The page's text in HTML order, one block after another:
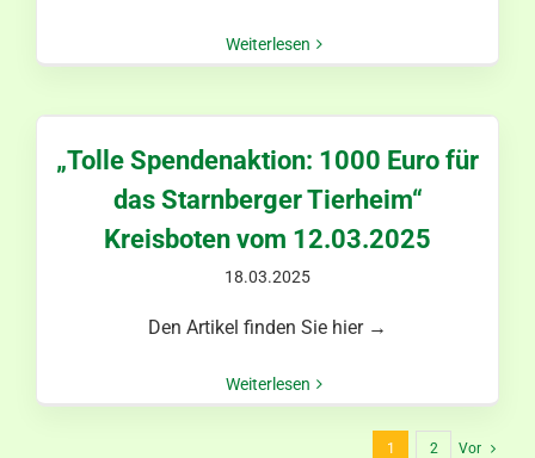
Weiterlesen
„Tolle Spendenaktion: 1000 Euro für
das Starnberger Tierheim“
Kreisboten vom 12.03.2025
18.03.2025
Den Artikel finden Sie hier →
Weiterlesen
1 2 Vor